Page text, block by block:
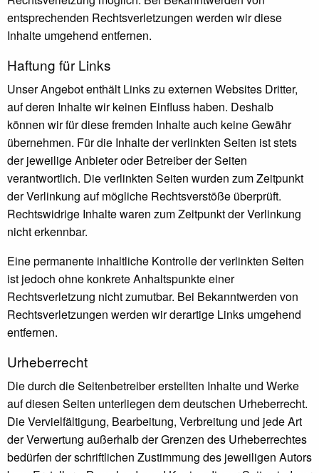
entsprechenden Rechtsverletzungen werden wir diese
Inhalte umgehend entfernen.
Haftung für Links
Unser Angebot enthält Links zu externen Websites Dritter,
auf deren Inhalte wir keinen Einfluss haben. Deshalb
können wir für diese fremden Inhalte auch keine Gewähr
übernehmen. Für die Inhalte der verlinkten Seiten ist stets
der jeweilige Anbieter oder Betreiber der Seiten
verantwortlich. Die verlinkten Seiten wurden zum Zeitpunkt
der Verlinkung auf mögliche Rechtsverstöße überprüft.
Rechtswidrige Inhalte waren zum Zeitpunkt der Verlinkung
nicht erkennbar.
Eine permanente inhaltliche Kontrolle der verlinkten Seiten
ist jedoch ohne konkrete Anhaltspunkte einer
Rechtsverletzung nicht zumutbar. Bei Bekanntwerden von
Rechtsverletzungen werden wir derartige Links umgehend
entfernen.
Urheberrecht
Die durch die Seitenbetreiber erstellten Inhalte und Werke
auf diesen Seiten unterliegen dem deutschen Urheberrecht.
Die Vervielfältigung, Bearbeitung, Verbreitung und jede Art
der Verwertung außerhalb der Grenzen des Urheberrechtes
bedürfen der schriftlichen Zustimmung des jeweiligen Autors